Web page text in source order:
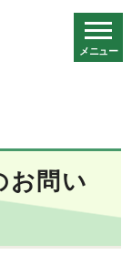
メニュー
お問い